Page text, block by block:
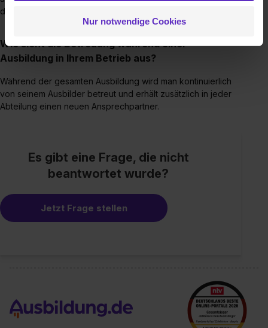
zulassen“ stimmst du dem Setzen der Cookies und der
Verwendungszwecke (ausgenommen „Notwendig“) zu. .
In diesem Fall sowie bei der separaten Aktivierung von
„Social Media und Marketing“ bist du auch damit
einverstanden, dass dir nach Setzen der Cookies externe
Inhalte (z.B. Videos oder Posts) angezeigt und hierfür
Eine Erlaubnis hierfür kannst du auch später noch im
Einzelfall bei dem jeweiligen Inhalt erteilen. Willst du nur
bestimmte Verwendungszwecke zulassen, triff deine
Auswahl über die Checkboxen und klick auf „Auswahl
erlauben“. Die Einwilligung zur Platzierung von Cookies
der Kategorien „Präferenzen“, „Statistiken“ und „Social
angemessenes Datenschutzniveau (EuGH – Schrems
II). Du kannst die von dir erteilte Einwilligung jederzeit mit
Wirkung für die Zukunft ganz oder teilweise über unsere
Datenschutzerklärung unter dem Punkt „Datenschutz-
Nur notwendige Cookies
der MSA erforderlich.
Wie sieht die Betreuung während einer
Ausbildung in Ihrem Betrieb aus?
Während der gesamten Ausbildung wird man kontinuierlich
von seinem Ausbilder betreut und erhält zusätzlich in jeder
Abteilung einen neuen Ansprechpartner.
Es gibt eine Frage, die nicht
beantwortet wurde?
Jetzt Frage stellen